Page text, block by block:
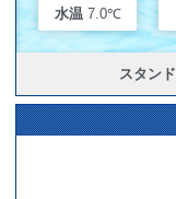
水温 7.0℃
スタンド